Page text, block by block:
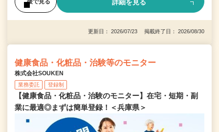
後で見る 詳細を見る
更新日： 2026/07/23 掲載終了日： 2026/08/30
健康食品・化粧品・治験等のモニター
株式会社SOUKEN
業務委託 登録制
【健康食品・化粧品・治験のモニター】在宅・短期・副
業に最適◎まずは簡単登録！＜兵庫県＞